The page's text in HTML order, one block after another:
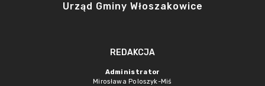
Urząd Gminy Włoszakowice
REDAKCJA
Administrator
Mirosława Poloszyk-Miś